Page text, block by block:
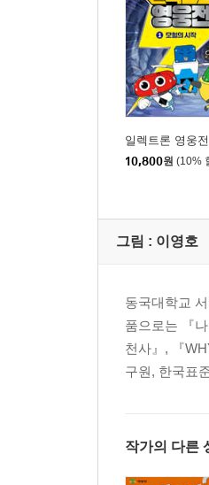
일렉트론 영웅
10,800원 (10%
그림 : 이영호
동국대학교
품으로는 『
천사』, 『
구원, 한국표
작가의 다른